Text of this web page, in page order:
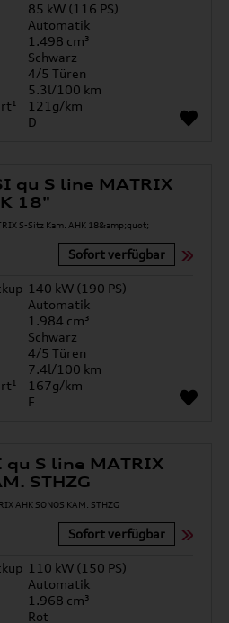
85 kW (116 PS)
Automatik
1.498 cm³
Schwarz
4/5 Türen
5.3l/100 km
121g/km
D
qu S line MATRIX
18"
Sofort verfügbar
140 kW (190 PS)
Automatik
1.984 cm³
Schwarz
4/5 Türen
7.4l/100 km
167g/km
F
S line MATRIX
STHZG
Sofort verfügbar
110 kW (150 PS)
Automatik
1.968 cm³
Rot